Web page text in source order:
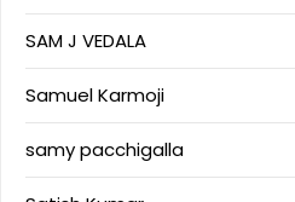
SAM J VEDALA
Samuel Karmoji
samy pacchigalla